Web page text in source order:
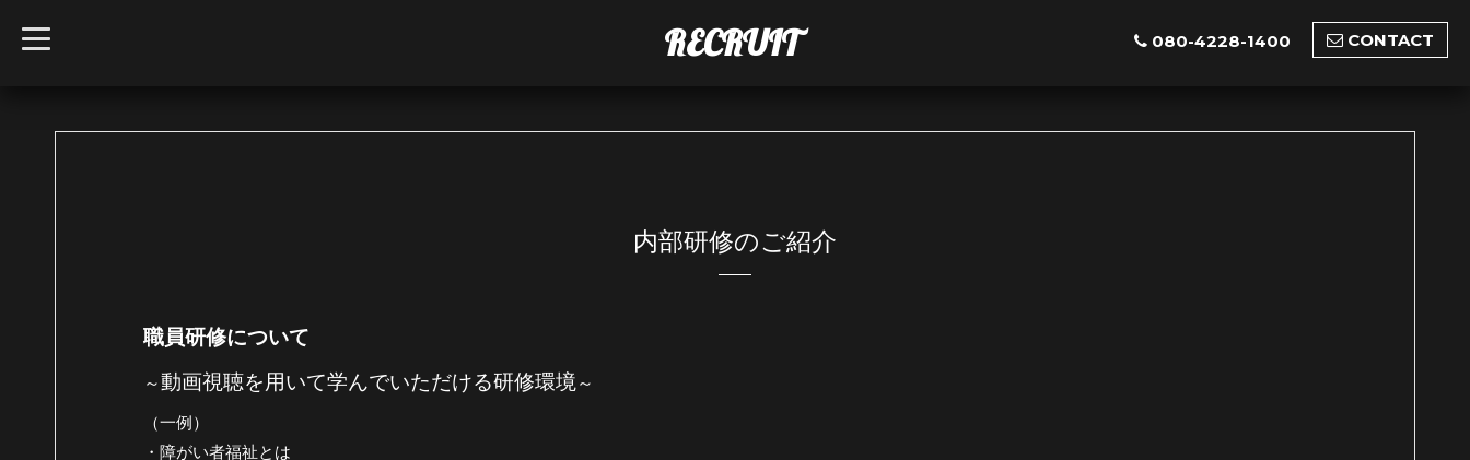
RECRUIT
t
o
080-4228-1400 CONTACT
内部研修のご紹介
職員研修について
～動画視聴を用いて学んでいただける研修環境～
（一例）
・障がい者福祉とは